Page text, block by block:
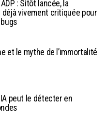
: Sitôt lancée, la
vivement critiquée pour
et le mythe de l’immortalité
peut le détecter en